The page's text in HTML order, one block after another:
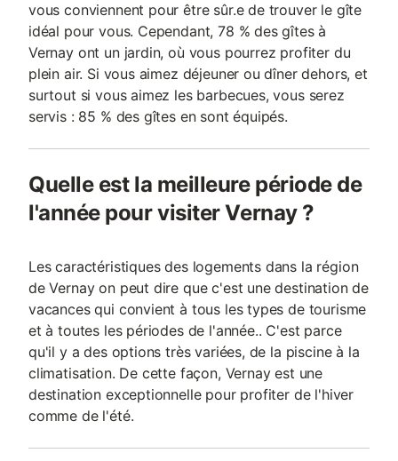
vous conviennent pour être sûr.e de trouver le gîte
idéal pour vous. Cependant, 78 % des gîtes à
Vernay ont un jardin, où vous pourrez profiter du
plein air. Si vous aimez déjeuner ou dîner dehors, et
surtout si vous aimez les barbecues, vous serez
servis : 85 % des gîtes en sont équipés.
Quelle est la meilleure période de
l'année pour visiter Vernay ?
Les caractéristiques des logements dans la région
de Vernay on peut dire que c'est une destination de
vacances qui convient à tous les types de tourisme
et à toutes les périodes de l'année.. C'est parce
qu'il y a des options très variées, de la piscine à la
climatisation. De cette façon, Vernay est une
destination exceptionnelle pour profiter de l'hiver
comme de l'été.